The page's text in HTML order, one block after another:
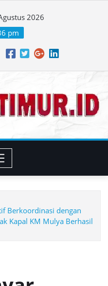
2026
pm
Berkoordinasi dengan
Kapal KM Mulya Berhasil